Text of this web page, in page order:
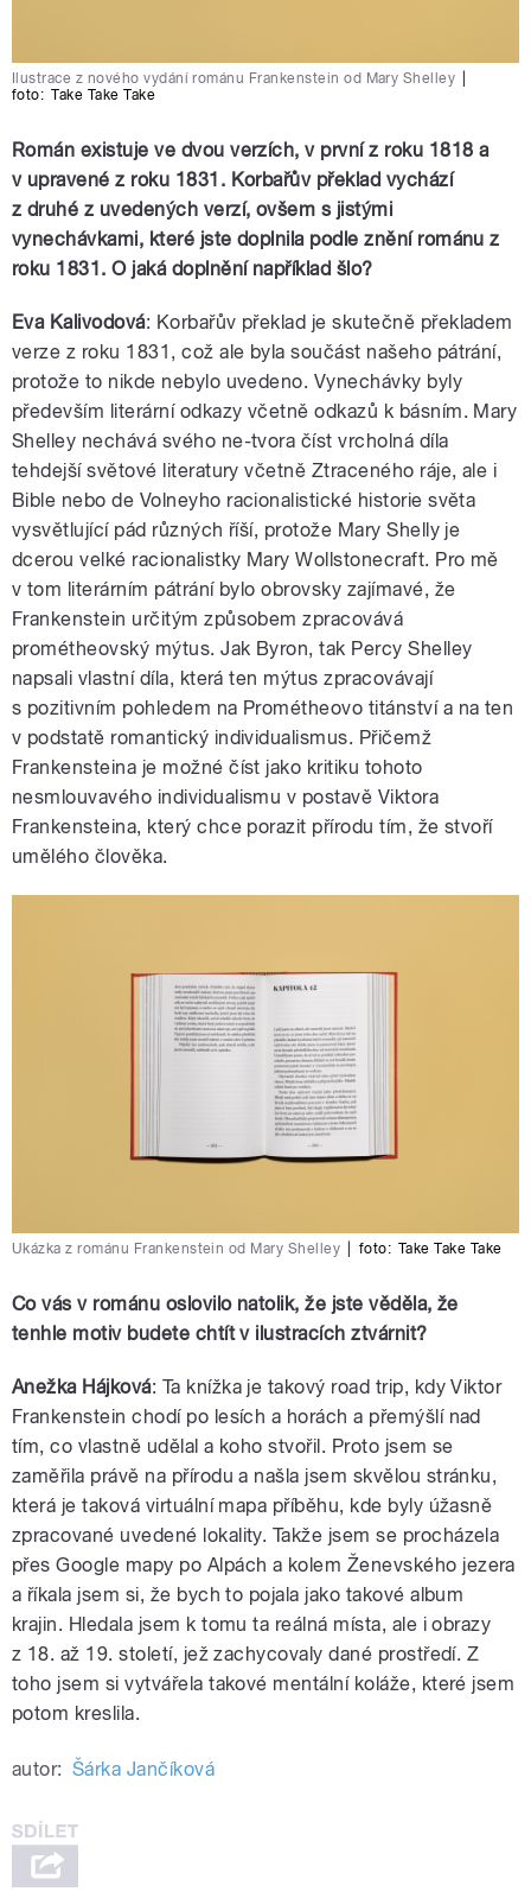
Ilustrace z nového vydání románu Frankenstein od Mary Shelley
foto: Take Take Take
Román existuje ve dvou verzích, v první z roku 1818 a
v upravené z roku 1831. Korbařův překlad vychází
z druhé z uvedených verzí, ovšem s jistými
vynechávkami, které jste doplnila podle znění románu z
roku 1831. O jaká doplnění například šlo?
Eva Kalivodová: Korbařův překlad je skutečně překladem
verze z roku 1831, což ale byla součást našeho pátrání,
protože to nikde nebylo uvedeno. Vynechávky byly
především literární odkazy včetně odkazů k básním. Mary
Shelley nechává svého ne-tvora číst vrcholná díla
tehdejší světové literatury včetně Ztraceného ráje, ale i
Bible nebo de Volneyho racionalistické historie světa
vysvětlující pád různých říší, protože Mary Shelly je
dcerou velké racionalistky Mary Wollstonecraft. Pro mě
v tom literárním pátrání bylo obrovsky zajímavé, že
Frankenstein určitým způsobem zpracovává
prométheovský mýtus. Jak Byron, tak Percy Shelley
napsali vlastní díla, která ten mýtus zpracovávají
s pozitivním pohledem na Prométheovo titánství a na ten
v podstatě romantický individualismus. Přičemž
Frankensteina je možné číst jako kritiku tohoto
nesmlouvavého individualismu v postavě Viktora
Frankensteina, který chce porazit přírodu tím, že stvoří
umělého člověka.
Ukázka z románu Frankenstein od Mary Shelley foto: Take Take Take
Co vás v románu oslovilo natolik, že jste věděla, že
tenhle motiv budete chtít v ilustracích ztvárnit?
Anežka Hájková: Ta knížka je takový road trip, kdy Viktor
Frankenstein chodí po lesích a horách a přemýšlí nad
tím, co vlastně udělal a koho stvořil. Proto jsem se
zaměřila právě na přírodu a našla jsem skvělou stránku,
která je taková virtuální mapa příběhu, kde byly úžasně
zpracované uvedené lokality. Takže jsem se procházela
přes Google mapy po Alpách a kolem Ženevského jezera
a říkala jsem si, že bych to pojala jako takové album
krajin. Hledala jsem k tomu ta reálná místa, ale i obrazy
z 18. až 19. století, jež zachycovaly dané prostředí. Z
toho jsem si vytvářela takové mentální koláže, které jsem
potom kreslila.
autor: Šárka Jančíková